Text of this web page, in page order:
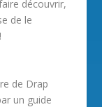
découvrir,
de le
de Drap
un guide